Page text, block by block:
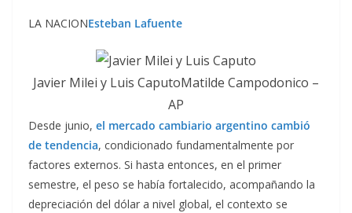
LA NACIONEsteban Lafuente
Javier Milei y Luis CaputoMatilde Campodonico –
AP
Desde junio, el mercado cambiario argentino cambió
de tendencia, condicionado fundamentalmente por
factores externos. Si hasta entonces, en el primer
semestre, el peso se había fortalecido, acompañando la
depreciación del dólar a nivel global, el contexto se